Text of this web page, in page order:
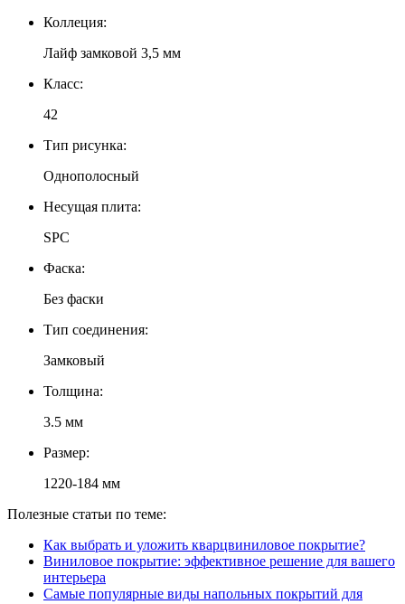
Коллеция:
Лайф замковой 3,5 мм
Класс:
42
Тип рисунка:
Однополосный
Несущая плита:
SPC
Фаска:
Без фаски
Тип соединения:
Замковый
Толщина:
3.5 мм
Размер:
1220-184 мм
Полезные статьи по теме:
Как выбрать и уложить кварцвиниловое покрытие?
Виниловое покрытие: эффективное решение для вашего
интерьера
Самые популярные виды напольных покрытий для